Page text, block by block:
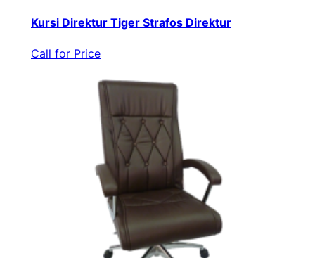
Kursi Direktur Tiger Strafos Direktur
Call for Price